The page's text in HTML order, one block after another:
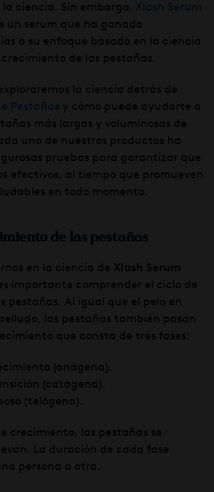
ciencia. Sin embargo, Xlash Serum
un serum que ha ganado
a su enfoque basado en la ciencia
de las pestañas.
la ciencia detrás de
Pestañas y cómo puede ayudarte a
más largas y voluminosas de
uno de nuestros productos ha
pruebas para garantizar que
efectivos, al tiempo que promueven
en todo momento.
de las pestañas
en la ciencia de Xlash Serum
importante comprender el ciclo de
pestañas. Al igual que el pelo en
las pestañas también pasan
que consta de tres fases:
(anágena).
(catágena).
(telógena).
crecimiento, las pestañas se
La duración de cada fase
persona a otra.